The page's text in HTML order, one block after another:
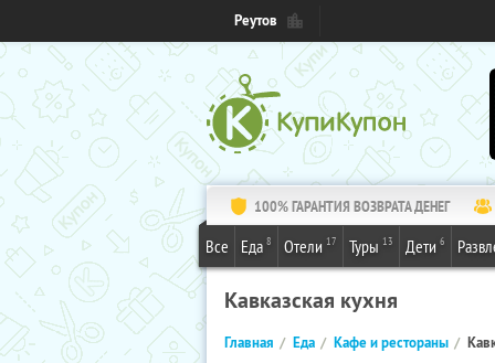
Реутов
100% ГАРАНТИЯ ВОЗВРАТА ДЕНЕГ
Все Еда 8 Отели 17 Туры 13 Дети 6
Кавказская кухня
Главная Еда Кафе и рестораны